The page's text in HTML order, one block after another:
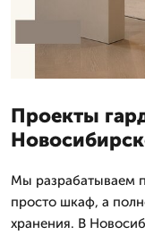
Проекты
Мы разрабатываем
просто шкаф, а
хранения. В